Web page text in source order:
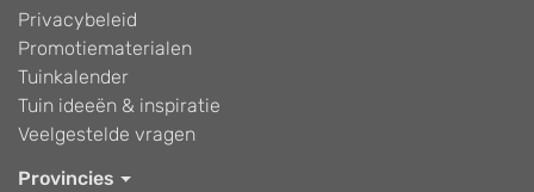
Privacybeleid
Promotiematerialen
Tuinkalender
Tuin ideeën & inspiratie
Veelgestelde vragen
Provincies